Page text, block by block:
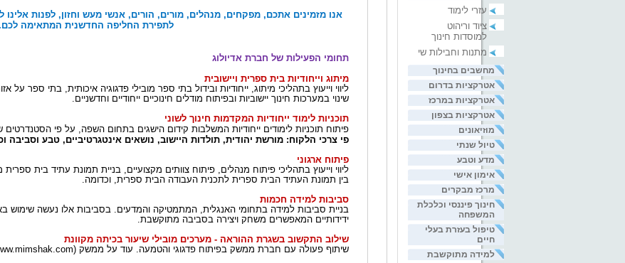
עזרי לימוד
ציוד וריהוט
למוסדות חינוך
מתנות וחבילות שי
מחשבים בחינוך
אטרקציות בדרום
אטרקציות במרכז
אטרקציות בצפון
מוזיאונים
טיול שנתי
מדע וטבע
אימון אישי
מרכז מבקרים
חינוך פיננסי וכלכלת
המשפחה
טיפול בעזרת בעלי
חיים
למידה מתוקשבת
אנו מזמינים אתכם, מפקחים, מנהלים, מורים, הורים, אנשי מעש וחזון, לפנות אלינו
לתפירת החליפה החדשנית המתאימה
תחומי הפעילות של חברת אדיולוג
מיתוג וייחודיות בית ספרית ויישובית
ליווי וייעוץ בתהליכי מיתוג, ייחודיות ובידול בתי ספר מובילי פדגוגיה איכותית, בתי ספר על
שינוי במערכות חינוך יישוביות ובפיתוח מודלים חינוכיים ייחודיים וחדשניים.
תוכניות לימוד ייחודיות המקדמות חינוך לשוני
פיתוח תוכניות לימודים ייחודיות המשלבות קידום הישגים בתחום השפה, על פי
פי צרכי הלקוח: מורשת יהודית, תולדות היישוב, נושאים אינטגרטיביים, טבע וסביבה
פיתוח ארגוני
ליווי וייעוץ בתהליכי פיתוח מנהלים, פיתוח צוותים מקצועיים, בניית תמונת עתיד בית
בין תמונת העתיד הבית ספרית לתכנית העבודה הבית ספרית, וכדומה.
סביבות למידה חכמות
בניית סביבות למידה בתחומי האנגלית, המתמטיקה והמדעים. בסביבות אלו נעשה שימוש
ידידותיים המאפשרים משחק ויצירה בסביבה מתוקשבת.
שילוב התקשוב בשגרת ההוראה - מערכים מובילי שיעור בכיתה מקוונת
שיתוף פעולה עם חברת ממשקבפיתוח פדגוגי והטמעה. עוד על ממשק (